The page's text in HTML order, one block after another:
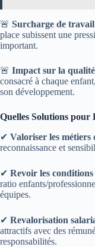
🚨 Surcharge de
place subissent une
important.
🚨 Impact sur la qualité
consacré à chaque
son développement.
Quelles Solutions pour
✔ Valoriser les métiers
reconnaissance et
✔ Revoir les
ratio enfants/
équipes.
✔ Revalorisation
attractifs avec des
responsabilités.